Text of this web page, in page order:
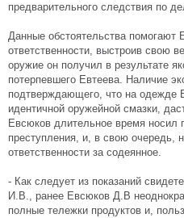
предварительного следствия по
Данные обстоятельства помогают
ответственности, выстроив свою
оружие он получил в результате
потерпевшего Евтеева. Наличие
подтверждающего, что на одежде
идентичной оружейной смазки,
Евсюков длительное время носил
преступления, и, в свою очередь,
ответственности за содеянное.
- Как следует из показаний
И.В., ранее Евсюков Д.В
полные тележки продуктов и,